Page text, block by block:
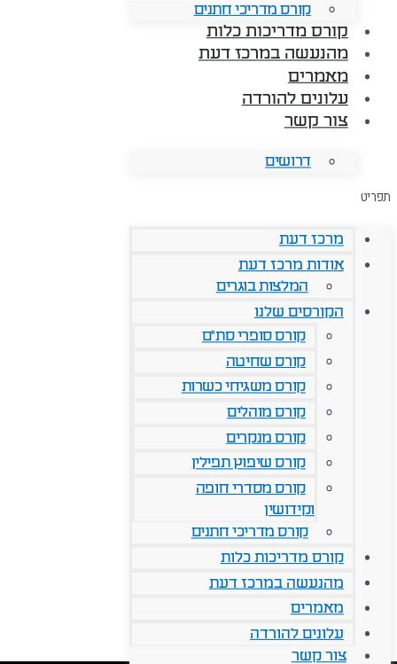
קורס מדריכי חתנים
קורס מדריכות כלות
מהנעשה במרכז דעת
מאמרים
עלונים להורדה
צור קשר
דרושים
תפריט
מרכז דעת
אודות מרכז דעת
המלצות בוגרים
הקורסים שלנו
קורס סופרי סת"ם
קורס שחיטה
קורס משגיחי כשרות
קורס מוהלים
קורס מנקרים
קורס שיפוץ תפילין
קורס מסדרי חופה
וקידושין
קורס מדריכי חתנים
קורס מדריכות כלות
מהנעשה במרכז דעת
מאמרים
עלונים להורדה
צור קשר